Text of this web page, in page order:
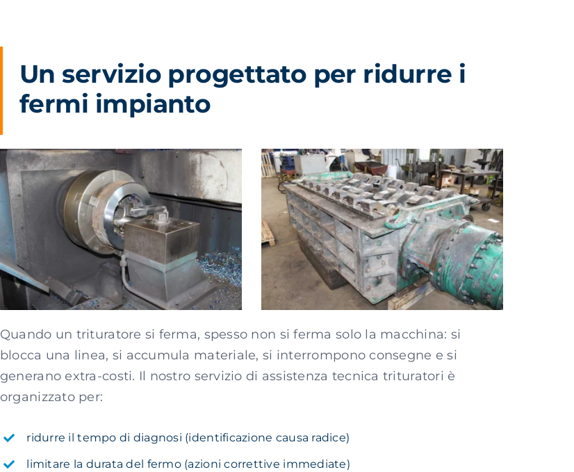
Un servizio progettato per ridurre i
fermi impianto
Quando un trituratore si ferma, spesso non si ferma solo la macchina: si
blocca una linea, si accumula materiale, si interrompono consegne e si
generano extra-costi. Il nostro servizio di assistenza tecnica trituratori è
organizzato per:
ridurre il tempo di diagnosi (identificazione causa radice)
limitare la durata del fermo (azioni correttive immediate)